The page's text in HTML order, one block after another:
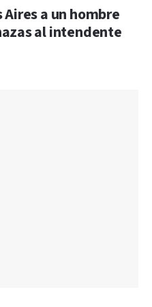
a un hombre
al intendente